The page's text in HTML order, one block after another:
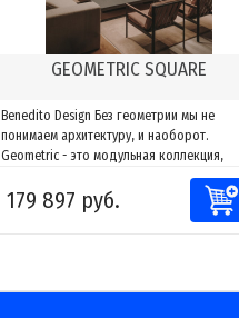
GEOMETRIC SQUARE
Benedito Design Без геометрии мы не
понимаем архитектуру, и наоборот.
Geometric - это модульная коллекция,
способная адаптировать свет к любому
пространству. Благодаря сочетаниям
компонентов можно создавать фигуры и
179 897 руб.